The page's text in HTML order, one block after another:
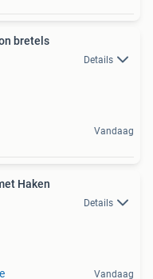
bretels
Details
Vandaag
Haken
Details
Vandaag